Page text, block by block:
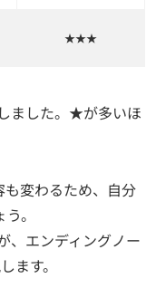
★★★
ました。★が多いほ
変わるため、自分
。
、エンディングノー
ます。